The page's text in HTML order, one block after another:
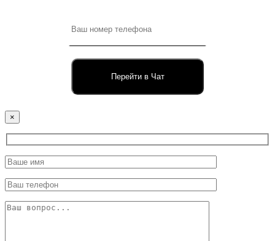
Перейти в Чат
×